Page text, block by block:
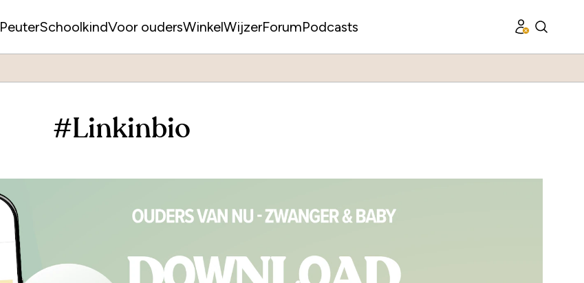
PeuterSchoolkindVoor oudersWinkelWijzerForumPodcasts
#Linkinbio